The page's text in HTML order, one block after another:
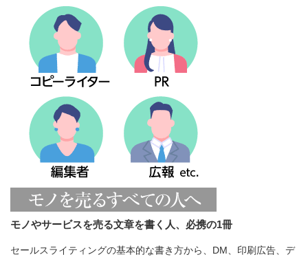
モノやサービスを売る文章を書く人、必携の1冊
セールスライティングの基本的な書き方から、DM、印刷広告、デ